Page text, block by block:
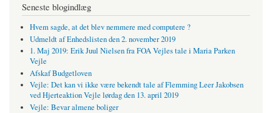
Seneste blogindlæg
Hvem sagde, at det blev nemmere med computere ?
Udmeldt af Enhedslisten den 2. november 2019
1. Maj 2019: Erik Juul Nielsen fra FOA Vejles tale i Maria Parken
Vejle
Afskaf Budgetloven
Vejle: Det kan vi ikke være bekendt tale af Flemming Leer Jakobsen
ved Hjerteaktion Vejle lørdag den 13. april 2019
Vejle: Bevar almene boliger